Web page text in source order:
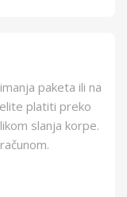
ELEKTRONIC
KFT
paketa ili na
platiti preko
slanja korpe.